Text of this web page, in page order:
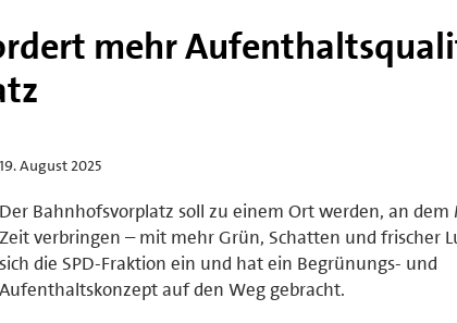
mehr
19. August 2025
Der Bahnhofsvorplatz soll zu einem Ort werden, an dem
Zeit verbringen – mit mehr Grün, Schatten und frischer
sich die SPD-Fraktion ein und hat ein Begrünungs- und
Aufenthaltskonzept auf den Weg gebracht.